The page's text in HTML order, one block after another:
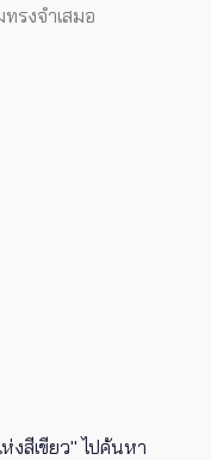
รงจำเสมอ
งสีเขียว" ไปค้นหา